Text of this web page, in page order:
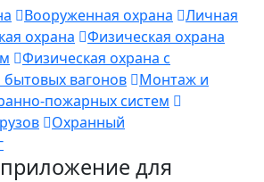
Вооруженная охрана
Личная
охрана
Физическая охрана
Физическая охрана с
вагонов
Монтаж и
пожарных систем
Охранный
для